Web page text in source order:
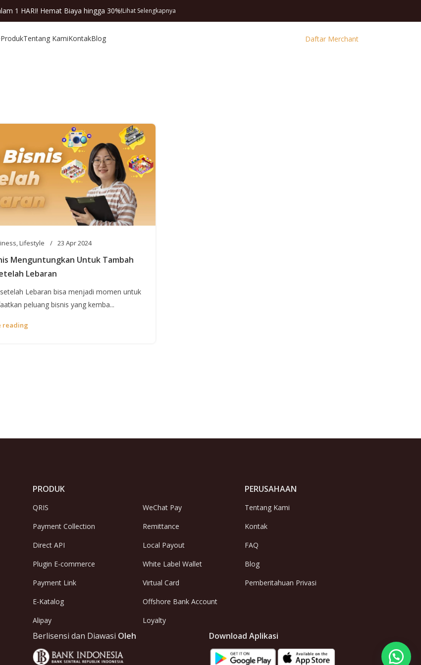
1 HARI! Hemat Biaya hingga 30%!Lihat Selengkapnya
ProdukTentang KamiKontakBlog Daftar Merchant
,Lifestyle 23 Apr 2024
Menguntungkan Untuk Tambah
Lebaran
Lebaran bisa menjadi momen untuk
peluang bisnis yang kemba...
reading
PRODUK
QRIS
Payment Collection
Direct API
Plugin E-commerce
Payment Link
E-Katalog
Alipay
WeChat Pay
Remittance
Local Payout
White Label Wallet
Virtual Card
Offshore Bank Account
Loyalty
PERUSAHAAN
Tentang Kami
Kontak
FAQ
Blog
Pemberitahuan Privasi
Berlisensi dan Diawasi Oleh Download Aplikasi